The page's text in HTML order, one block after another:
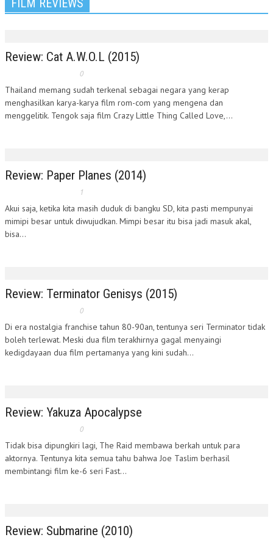
FILM REVIEWS
Review: Cat A.W.O.L (2015)
0
Thailand memang sudah terkenal sebagai negara yang kerap
menghasilkan karya-karya film rom-com yang mengena dan
menggelitik. Tengok saja film Crazy Little Thing Called Love,...
Review: Paper Planes (2014)
1
Akui saja, ketika kita masih duduk di bangku SD, kita pasti mempunyai
mimipi besar untuk diwujudkan. Mimpi besar itu bisa jadi masuk akal,
bisa...
Review: Terminator Genisys (2015)
0
Di era nostalgia franchise tahun 80-90an, tentunya seri Terminator tidak
boleh terlewat. Meski dua film terakhirnya gagal menyaingi
kedigdayaan dua film pertamanya yang kini sudah...
Review: Yakuza Apocalypse
0
Tidak bisa dipungkiri lagi, The Raid membawa berkah untuk para
aktornya. Tentunya kita semua tahu bahwa Joe Taslim berhasil
membintangi film ke-6 seri Fast...
Review: Submarine (2010)